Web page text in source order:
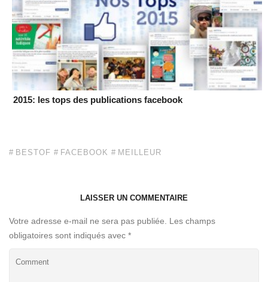
2015: les tops des publications facebook
BESTOF FACEBOOK MEILLEUR
LAISSER UN COMMENTAIRE
Votre adresse e-mail ne sera pas publiée.
Les champs
obligatoires sont indiqués avec *